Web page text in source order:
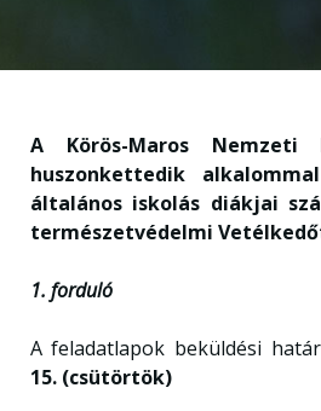
A Körös-Maros Nemzeti
huszonkettedik
általános iskolás diákjai
természetvédelmi
1. forduló
A feladatlapok beküldési
15. (csütörtök)